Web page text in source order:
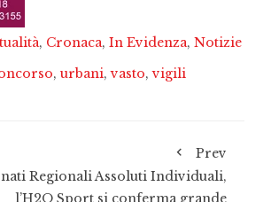
, Cronaca, In Evidenza, Notizie
, urbani,vasto,vigili
Prev
Regionali Assoluti Individuali,
l’H2O Sport si conferma grande